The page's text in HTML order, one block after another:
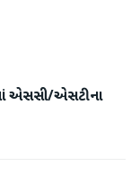
એસસી/એસટીના